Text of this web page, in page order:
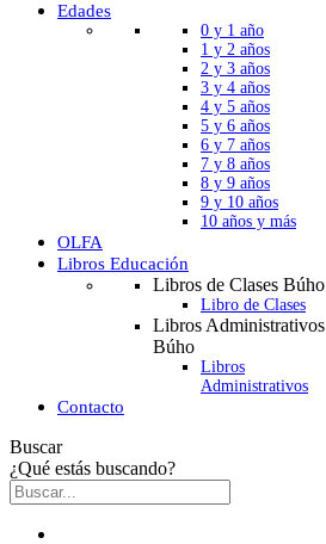
Edades
0 y 1 año
1 y 2 años
2 y 3 años
3 y 4 años
4 y 5 años
5 y 6 años
6 y 7 años
7 y 8 años
8 y 9 años
9 y 10 años
10 años y más
OLFA
Libros Educación
Libros de Clases Búho
Libro de Clases
Libros Administrativos
Búho
Libros
Administrativos
Contacto
Buscar
¿Qué estás buscando?